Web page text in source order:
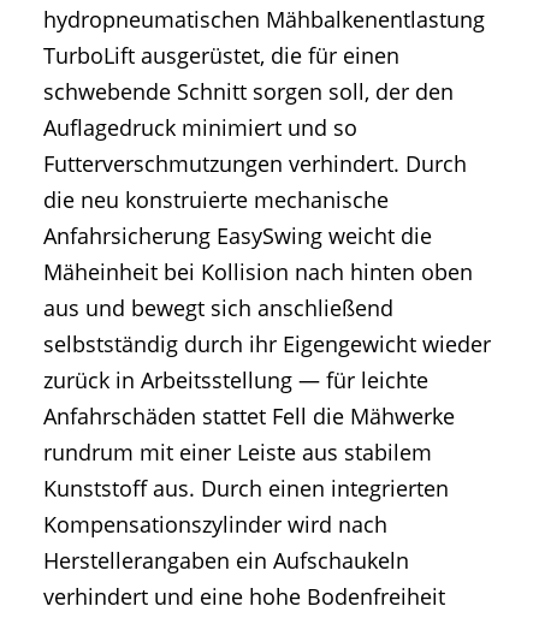
hydropneumatischen Mähbalkenentlastung
TurboLift ausgerüstet, die für einen
schwebende Schnitt sorgen soll, der den
Auflagedruck minimiert und so
Futterverschmutzungen verhindert. Durch
die neu konstruierte mechanische
Anfahrsicherung EasySwing weicht die
Mäheinheit bei Kollision nach hinten oben
aus und bewegt sich anschließend
selbstständig durch ihr Eigengewicht wieder
zurück in Arbeitsstellung — für leichte
Anfahrschäden stattet Fell die Mähwerke
rundrum mit einer Leiste aus stabilem
Kunststoff aus. Durch einen integrierten
Kompensationszylinder wird nach
Herstellerangaben ein Aufschaukeln
verhindert und eine hohe Bodenfreiheit